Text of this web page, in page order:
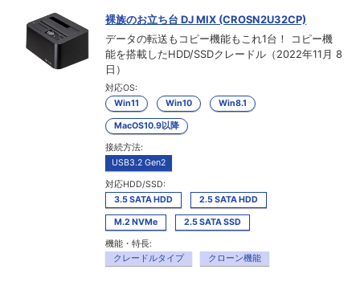
裸族のお立ち台 DJ MIX (CROSN2U32CP)
データの転送もコピー機能もこれ1台！ コピー機
能を搭載したHDD/SSDクレードル（2022年11月 8
日）
対応OS:
Win11
Win10 Win8.1
MacOS10.9以降
接続方法:
USB3.2 Gen2
対応HDD/SSD:
3.5 SATA HDD
2.5 SATA HDD
M.2 NVMe 2.5 SATA SSD
機能・特長:
クレードルタイプ
クローン機能